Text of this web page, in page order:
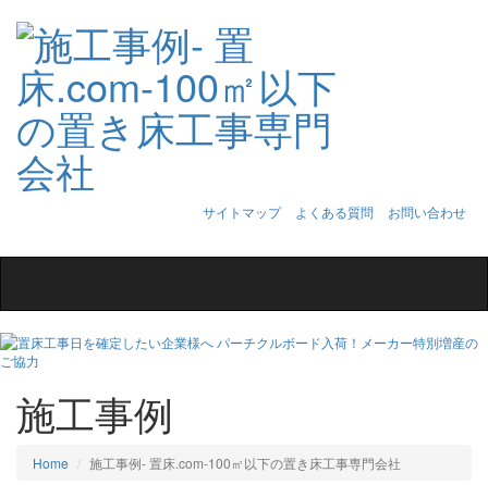
サイトマップ よくある質問
お問い合わせ
施工事例
Home 施工事例‐ 置床.com-100㎡以下の置き床工事専門会社